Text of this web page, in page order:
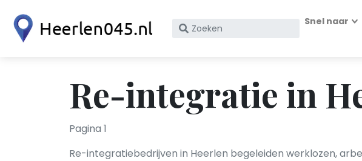
Zoek
KvK
nummer
Snel naar
Re-integratie in
Pagina 1
Re-integratiebedrijven in Heerlen begeleiden werklozen,